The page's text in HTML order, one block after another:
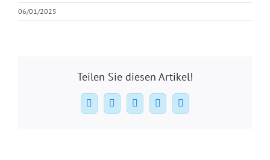
06/01/2025
Teilen Sie diesen Artikel!
Facebook
X WhatsAppPinterest
E-
Mail